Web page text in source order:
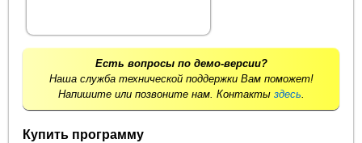
Есть вопросы по демо-версии?
Наша служба технической поддержки Вам поможет!
Напишите или позвоните нам. Контакты здесь.
Купить программу